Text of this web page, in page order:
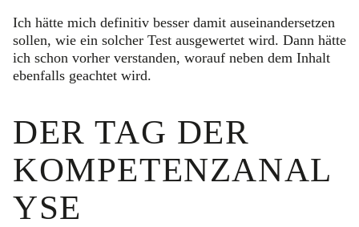
Ich hätte mich definitiv besser damit auseinandersetzen
sollen, wie ein solcher Test ausgewertet wird. Dann hätte
ich schon vorher verstanden, worauf neben dem Inhalt
ebenfalls geachtet wird.
DER TAG DER
KOMPETENZANAL
YSE